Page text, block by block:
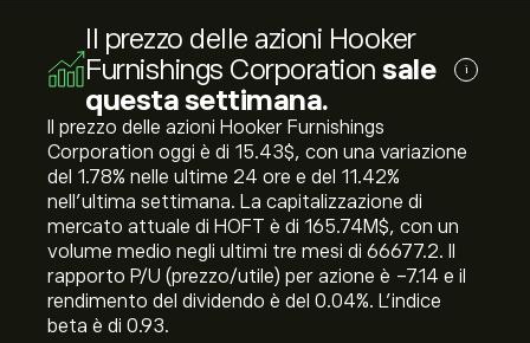
Il prezzo delle azioni Hooker
Furnishings Corporation sale
questa settimana.
i
Il prezzo delle azioni Hooker Furnishings
Corporation oggi è di 15.43‎$‎, con una variazione
del ‎1.78‎% nelle ultime 24 ore e del ‎11.42‎%
nell'ultima settimana. La capitalizzazione di
mercato attuale di HOFT è di 165.74M‎$‎, con un
volume medio negli ultimi tre mesi di 66677.2. Il
rapporto P/U (prezzo/utile) per azione è -7.14 e il
rendimento del dividendo è del 0.04%. L'indice
beta è di 0.93.